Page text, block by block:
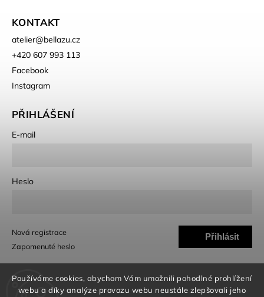
Používáme cookies, abychom Vám umožnili pohodlné prohlížení
webu a díky analýze provozu webu neustále zlepšovali jeho
KONTAKT
atelier@bellazu.cz
+420 607 993 113
Facebook
Instagram
PŘIHLÁŠENÍ
E-mail
Heslo
Přihlásit
Nová registrace
Zapomenuté heslo